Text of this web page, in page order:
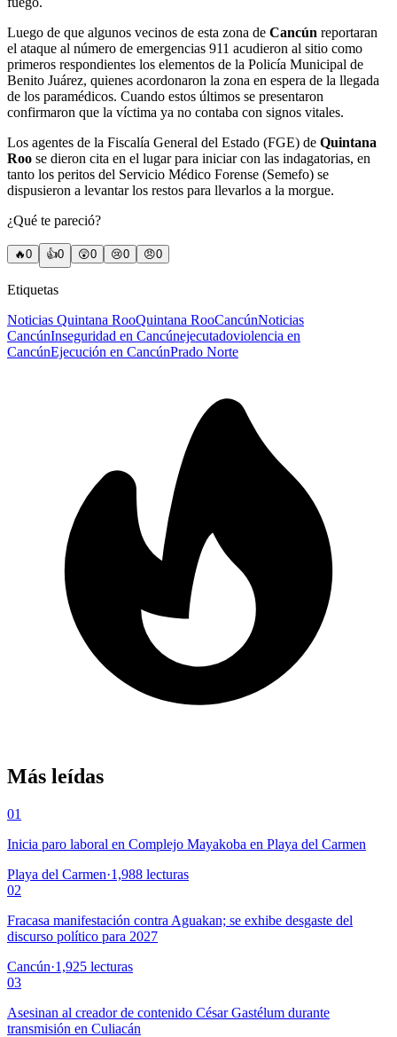
Luego de que algunos vecinos de esta zona de Cancún reportaran
el ataque al número de emergencias 911 acudieron al sitio como
primeros respondientes los elementos de la Policía Municipal de
Benito Juárez, quienes acordonaron la zona en espera de la llegada
de los paramédicos. Cuando estos últimos se presentaron
confirmaron que la víctima ya no contaba con signos vitales.
Los agentes de la Fiscalía General del Estado (FGE) de Quintana
Roo se dieron cita en el lugar para iniciar con las indagatorias, en
tanto los peritos del Servicio Médico Forense (Semefo) se
dispusieron a levantar los restos para llevarlos a la morgue.
¿Qué te pareció?
🔥0 👍0 😲0 😢0 😠0
Etiquetas
Noticias Quintana RooQuintana RooCancúnNoticias
CancúnInseguridad en Cancúnejecutadoviolencia en
CancúnEjecución en CancúnPrado Norte
Más leídas
01
Inicia paro laboral en Complejo Mayakoba en Playa del Carmen
Playa del Carmen·1,988 lecturas
02
Fracasa manifestación contra Aguakan; se exhibe desgaste del
discurso político para 2027
Cancún·1,925 lecturas
03
Asesinan al creador de contenido César Gastélum durante
transmisión en Culiacán